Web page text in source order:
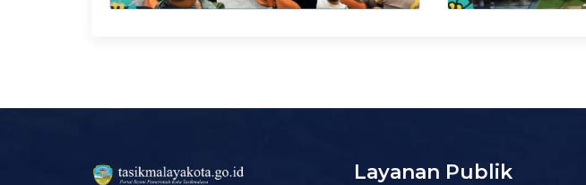
Layanan Publik